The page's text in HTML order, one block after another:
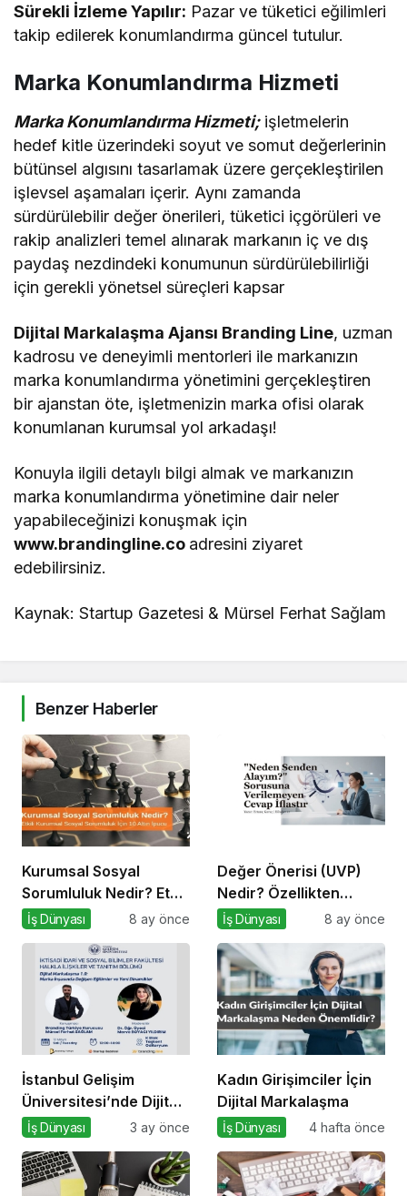
Sürekli İzleme Yapılır: Pazar ve tüketici eğilimleri
takip edilerek konumlandırma güncel tutulur.
Marka Konumlandırma Hizmeti
Marka Konumlandırma Hizmeti;işletmelerin
hedef kitle üzerindeki soyut ve somut değerlerinin
bütünsel algısını tasarlamak üzere gerçekleştirilen
işlevsel aşamaları içerir. Aynı zamanda
sürdürülebilir değer önerileri, tüketici içgörüleri ve
rakip analizleri temel alınarak markanın iç ve dış
paydaş nezdindeki konumunun sürdürülebilirliği
için gerekli yönetsel süreçleri kapsar
Dijital Markalaşma Ajansı Branding Line, uzman
kadrosu ve deneyimli mentorleri ile markanızın
marka konumlandırma yönetimini gerçekleştiren
bir ajanstan öte, işletmenizin marka ofisi olarak
konumlanan kurumsal yol arkadaşı!
Konuyla ilgili detaylı bilgi almak ve markanızın
marka konumlandırma yönetimine dair neler
yapabileceğinizi konuşmak için
www.brandingline.co adresini ziyaret
edebilirsiniz.
Kaynak: Startup Gazetesi & Mürsel Ferhat Sağlam
Benzer Haberler
Kurumsal Sosyal
Sorumluluk Nedir? Etkili
Kurumsal Sosyal
Öneri
İş Dünyası 8 ay önce
Değer Önerisi (UVP)
Nedir? Özellikten
Faydaya Geçiş
İş Dünyası 8 ay önce
İstanbul Gelişim
Üniversitesi’nde Dijital
Markalaşma 1.0
İş Dünyası 3 ay önce
Kadın Girişimciler İçin
Dijital Markalaşma
İş Dünyası 4 hafta önce